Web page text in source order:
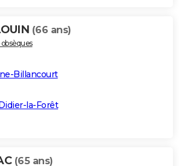
(66 ans)
Billancourt
la-Forêt
(65 ans)